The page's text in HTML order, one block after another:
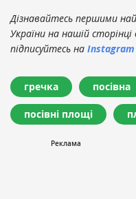
Дізнавайтесь першими
України на нашій сторінці
підписуйтесь на
гречка посівна
посівні площі